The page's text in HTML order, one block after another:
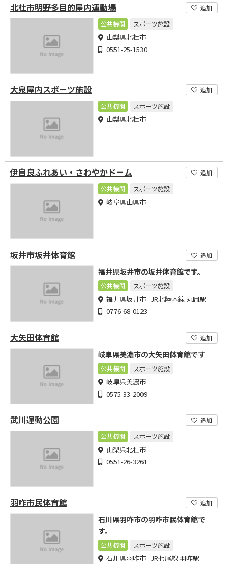
北杜市明野多目的屋内運動場
追加
公共機関
スポーツ施設
山梨県北杜市
0551-25-1530
大泉屋内スポーツ施設
追加
公共機関
スポーツ施設
山梨県北杜市
伊自良ふれあい・さわやかドーム
追加
公共機関
スポーツ施設
岐阜県山県市
坂井市坂井体育館 追加
福井県坂井市の坂井体育館です。
公共機関 スポーツ施設
福井県坂井市 JR北陸本線 丸岡駅
0776-68-0123
大矢田体育館 追加
岐阜県美濃市の大矢田体育館です
公共機関 スポーツ施設
岐阜県美濃市
0575-33-2009
武川運動公園
追加
公共機関
スポーツ施設
山梨県北杜市
0551-26-3261
羽咋市民体育館 追加
石川県羽咋市の羽咋市民体育館で
す。
公共機関 スポーツ施設
石川県羽咋市 JR七尾線 羽咋駅